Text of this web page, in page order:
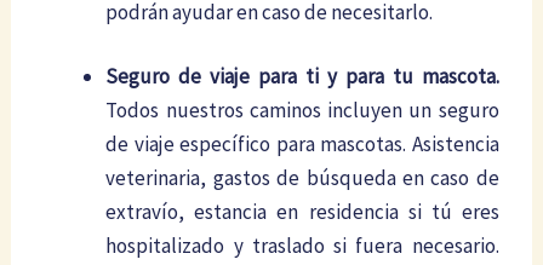
podrán ayudar en caso de necesitarlo.
Seguro de viaje para ti y para tu mascota.
Todos nuestros caminos incluyen un seguro
de viaje específico para mascotas. Asistencia
veterinaria, gastos de búsqueda en caso de
extravío, estancia en residencia si tú eres
hospitalizado y traslado si fuera necesario.